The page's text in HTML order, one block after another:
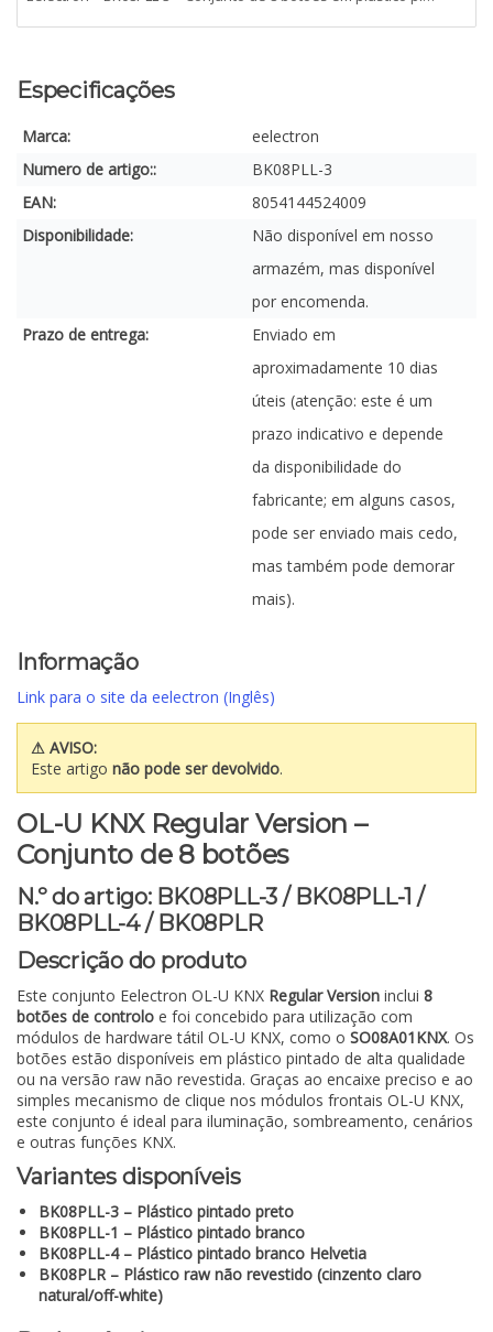
Especificações
Marca:
eelectron
Numero de artigo::
BK08PLL-3
EAN:
8054144524009
Disponibilidade:
Não disponível em nosso
armazém, mas disponível
por encomenda.
Prazo de entrega:
Enviado em
aproximadamente 10 dias
úteis (atenção: este é um
prazo indicativo e depende
da disponibilidade do
fabricante; em alguns casos,
pode ser enviado mais cedo,
mas também pode demorar
mais).
Informação
Link para o site da eelectron (Inglês)
⚠ AVISO:
Este artigo não pode ser devolvido.
OL-U KNX Regular Version –
Conjunto de 8 botões
N.º do artigo: BK08PLL-3 / BK08PLL-1 /
BK08PLL-4 / BK08PLR
Descrição do produto
Este conjunto Eelectron OL-U KNX Regular Version inclui 8
botões de controlo e foi concebido para utilização com
módulos de hardware tátil OL-U KNX, como o SO08A01KNX. Os
botões estão disponíveis em plástico pintado de alta qualidade
ou na versão raw não revestida. Graças ao encaixe preciso e ao
simples mecanismo de clique nos módulos frontais OL-U KNX,
este conjunto é ideal para iluminação, sombreamento, cenários
e outras funções KNX.
Variantes disponíveis
BK08PLL-3 – Plástico pintado preto
BK08PLL-1 – Plástico pintado branco
BK08PLL-4 – Plástico pintado branco Helvetia
BK08PLR – Plástico raw não revestido (cinzento claro
natural/off-white)